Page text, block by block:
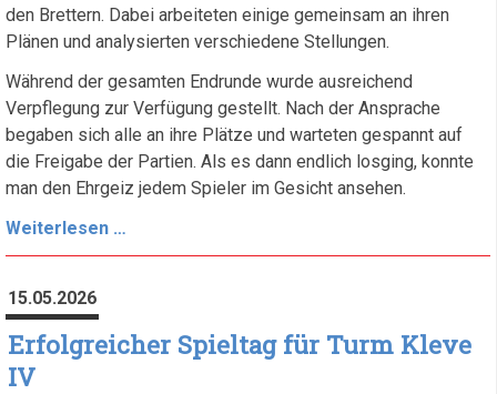
den Brettern. Dabei arbeiteten einige gemeinsam an ihren
Plänen und analysierten verschiedene Stellungen.
Während der gesamten Endrunde wurde ausreichend
Verpflegung zur Verfügung gestellt. Nach der Ansprache
begaben sich alle an ihre Plätze und warteten gespannt auf
die Freigabe der Partien. Als es dann endlich losging, konnte
man den Ehrgeiz jedem Spieler im Gesicht ansehen.
Weiterlesen …
der
bis
zum
15.05.2026
Erfolgreicher Spieltag für Turm Kleve
IV